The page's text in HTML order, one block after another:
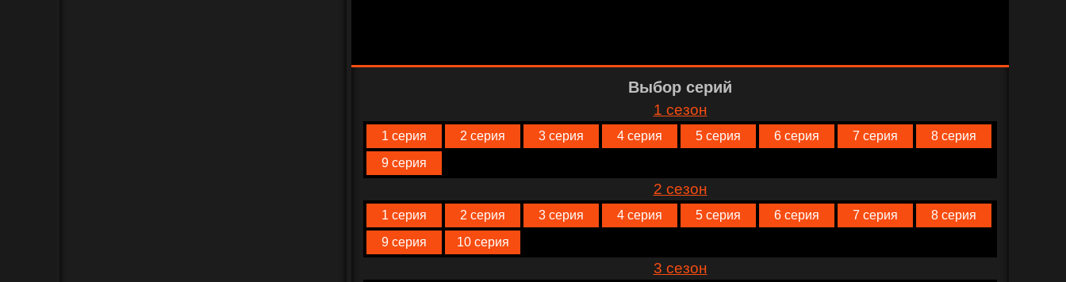
Выбор серий
1 сезон
1 серия 2 серия 3 серия 4 серия 5 серия 6 серия 7 серия
8 серия
9 серия
2 сезон
1 серия 2 серия 3 серия 4 серия 5 серия 6 серия 7 серия
8 серия
9 серия
10 серия
3 сезон